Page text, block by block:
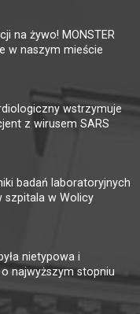
na żywo! MONSTER
w naszym mieście
wstrzymuje
z wirusem SARS
badań laboratoryjnych
szpitala w Wolicy
nietypowa i
najwyższym stopniu